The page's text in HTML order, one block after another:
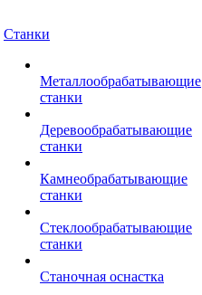
Станки
Металлообрабатывающие
станки
Деревообрабатывающие
станки
Камнеобрабатывающие
станки
Стеклообрабатывающие
станки
Станочная оснастка